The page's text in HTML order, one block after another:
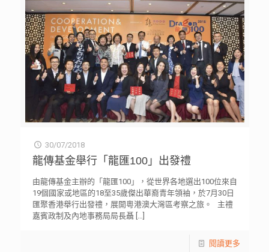
30/07/2018
龍傳基金舉行「龍匯100」出發禮
由龍傳基金主辦的「龍匯100」，從世界各地選出100位來自
19個國家或地區的18至35歲傑出華裔青年領袖，於7月30日
匯聚香港舉行出發禮，展開粵港澳大灣區考察之旅。 主禮
嘉賓政制及內地事務局局長聶[…]
閱讀更多